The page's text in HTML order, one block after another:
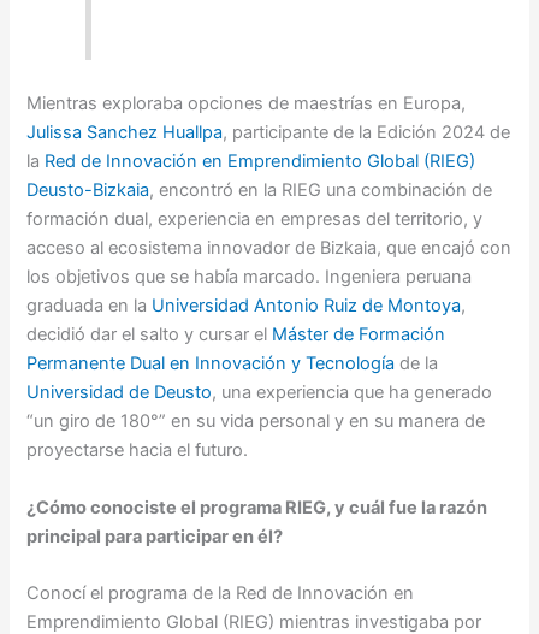
Mientras exploraba opciones de maestrías en Europa,
Julissa Sanchez Huallpa, participante de la Edición 2024 de
la Red de Innovación en Emprendimiento Global (RIEG)
Deusto-Bizkaia, encontró en la RIEG una combinación de
formación dual, experiencia en empresas del territorio, y
acceso al ecosistema innovador de Bizkaia, que encajó con
los objetivos que se había marcado. Ingeniera peruana
graduada en la Universidad Antonio Ruiz de Montoya,
decidió dar el salto y cursar el Máster de Formación
Permanente Dual en Innovación y Tecnología de la
Universidad de Deusto, una experiencia que ha generado
“un giro de 180°” en su vida personal y en su manera de
proyectarse hacia el futuro.
¿Cómo conociste el programa RIEG, y cuál fue la razón
principal para participar en él?
Conocí el programa de la Red de Innovación en
Emprendimiento Global (RIEG) mientras investigaba por